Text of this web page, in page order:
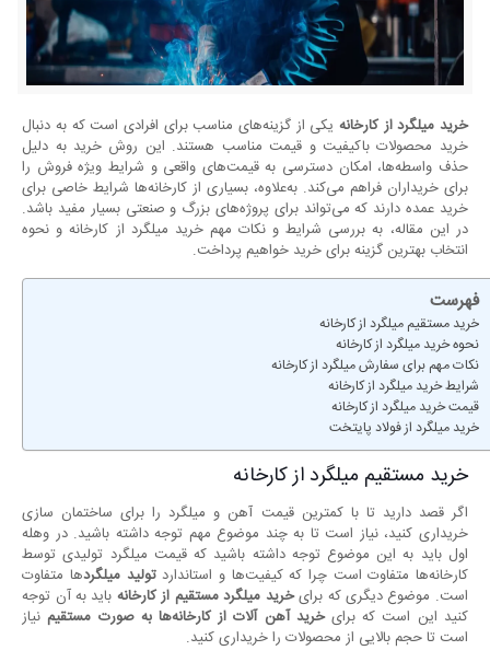
خرید میلگرد از کارخانه یکی از گزینه‌های مناسب برای افرادی است که به دنبال
خرید محصولات باکیفیت و قیمت مناسب هستند. این روش خرید به دلیل
حذف واسطه‌ها، امکان دسترسی به قیمت‌های واقعی و شرایط ویژه فروش را
برای خریداران فراهم می‌کند. به‌علاوه، بسیاری از کارخانه‌ها شرایط خاصی برای
خرید عمده دارند که می‌تواند برای پروژه‌های بزرگ و صنعتی بسیار مفید باشد.
در این مقاله، به بررسی شرایط و نکات مهم خرید میلگرد از کارخانه و نحوه
انتخاب بهترین گزینه برای خرید خواهیم پرداخت.
فهرست
خرید مستقیم میلگرد از کارخانه
نحوه خرید میلگرد از کارخانه
نکات مهم برای سفارش میلگرد از کارخانه
شرایط خرید میلگرد از کارخانه
قیمت خرید میلگرد از کارخانه
خرید میلگرد از فولاد پایتخت
خرید مستقیم میلگرد از کارخانه
اگر قصد دارید تا با کمترین قیمت آهن و میلگرد را برای ساختمان سازی
خریداری کنید، نیاز است تا به چند موضوع مهم توجه داشته باشید. در وهله
اول باید به این موضوع توجه داشته باشید که قیمت میلگرد تولیدی توسط
کارخانه‌ها متفاوت است چرا که کیفیت‌ها و استانداردتولید میلگردها متفاوت
است. موضوع دیگری که برایخرید میلگرد مستقیم از کارخانه باید به آن توجه
کنید این است که برایخرید آهن آلات از کارخانه‌ها به صورت مستقیم نیاز
است تا حجم بالایی از محصولات را خریداری کنید.